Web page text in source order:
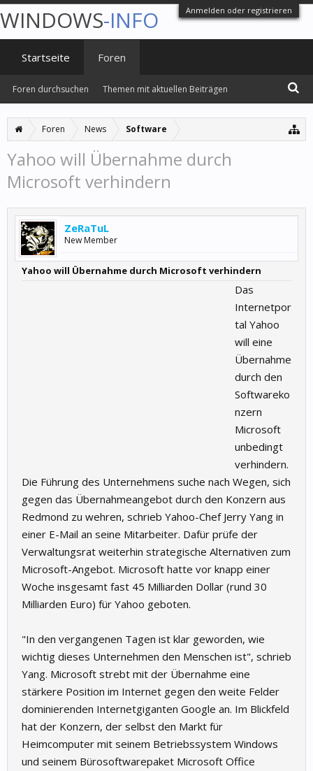
Anmelden oder registrieren
Foren News Software
Yahoo will Übernahme durch
Microsoft verhindern
ZeRaTuL
New Member
Yahoo will Übernahme durch Microsoft verhindern
Das
Internetpor
tal Yahoo
will eine
Übernahme
durch den
Softwareko
nzern
Microsoft
unbedingt
verhindern.
Die Führung des Unternehmens suche nach Wegen, sich
gegen das Übernahmeangebot durch den Konzern aus
Redmond zu wehren, schrieb Yahoo-Chef Jerry Yang in
einer E-Mail an seine Mitarbeiter. Dafür prüfe der
Verwaltungsrat weiterhin strategische Alternativen zum
Microsoft-Angebot. Microsoft hatte vor knapp einer
Woche insgesamt fast 45 Milliarden Dollar (rund 30
Milliarden Euro) für Yahoo geboten.
"In den vergangenen Tagen ist klar geworden, wie
wichtig dieses Unternehmen den Menschen ist", schrieb
Yang. Microsoft strebt mit der Übernahme eine
stärkere Position im Internet gegen den weite Felder
dominierenden Internetgiganten Google an. Im Blickfeld
hat der Konzern, der selbst den Markt für
Heimcomputer mit seinem Betriebssystem Windows
und seinem Bürosoftwarepaket Microsoft Office
WINDOWS-INFO
Startseite Foren
Foren durchsuchen Themen mit aktuellen Beiträgen